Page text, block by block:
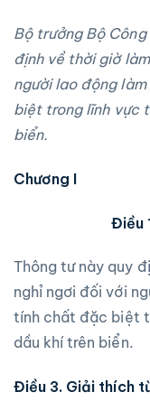
Bộ trưởng Bộ
định về thời giờ
người lao động
biệt trong lĩnh vực
biển.
Chương I
Điều
Thông tư này quy
nghỉ ngơi đối với
tính chất đặc biệt
dầu khí trên biển.
Điều 3. Giải thích